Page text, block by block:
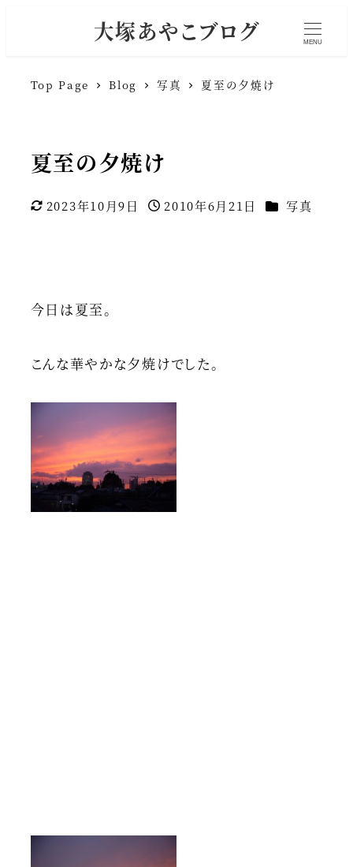
大塚あやこブログ MENU
Top Page Blog 写真 夏至の夕焼け
夏至の夕焼け
更新日
2023年10月9日
投稿日
2010年6月21日 カテゴリー
写真
今日は夏至。
こんな華やかな夕焼けでした。